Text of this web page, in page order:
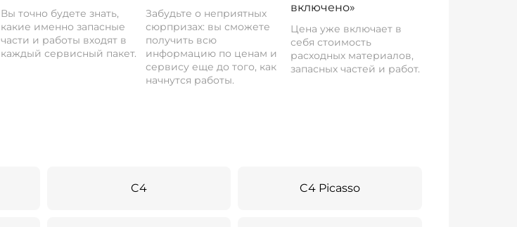
Вы точно будете знать,
какие именно запасные
части и работы входят в
каждый сервисный пакет.
Забудьте о неприятных
сюрпризах: вы сможете
получить всю
информацию по ценам и
сервису еще до того, как
начнутся работы.
включено»
Цена уже включает в
себя стоимость
расходных материалов,
запасных частей и работ.
C4 C4 Picasso